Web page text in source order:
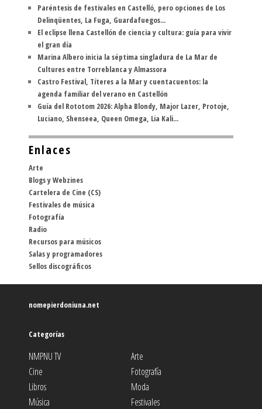
Paréntesis de festivales en Castelló, pero opciones de Los
Delinqüentes, La Fuga, Guardafuegos...
El eclipse llena Castellón de ciencia y cultura: guía para vivir
el gran día
Marina Albero inicia la séptima singladura de La Mar de
Cultures entre Torreblanca y Almassora
Castro Festival, Títeres a la Mar y cuentacuentos: la
agenda familiar del verano en Castellón
Guía del Rototom 2026: Alpha Blondy, Major Lazer, Protoje,
Luciano, Shenseea, Queen Omega, Lia Kali...
Enlaces
Arte
Blogs y Webzines
Cartelera de Cine (CS)
Festivales de música
Fotografía
Radio
Recursos para músicos
Salas y programadores
Sellos discográficos
nomepierdoniuna.net
Categorías
NMPNU TV
Arte
Cine
Fotografía
Libros
Moda
Música
Festivales